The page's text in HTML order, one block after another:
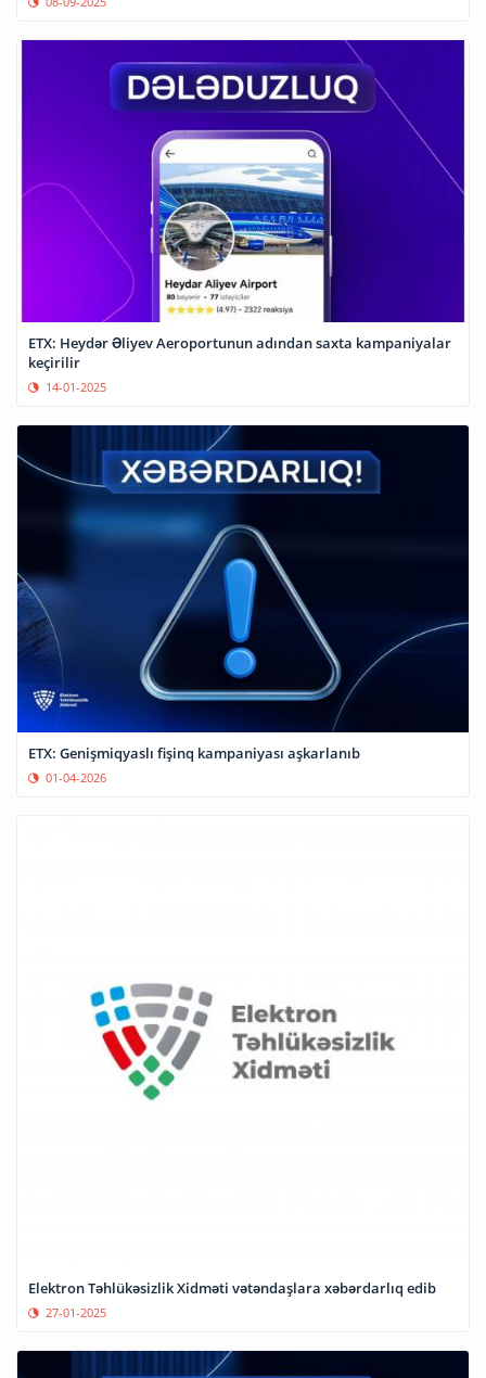
ETX: Heydər Əliyev Aeroportunun adından saxta kampaniyalar
keçirilir
14-01-2025
ETX: Genişmiqyaslı fişinq kampaniyası aşkarlanıb
01-04-2026
Elektron Təhlükəsizlik Xidməti vətəndaşlara xəbərdarlıq edib
27-01-2025